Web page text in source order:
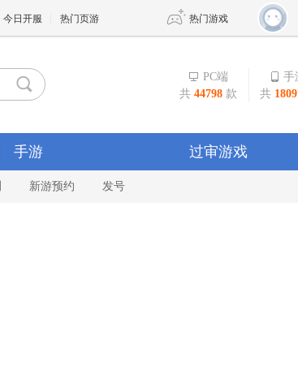
今日开服 热门页游 热门游戏
传奇4
新天龙八部
王权与自由
PC端
共 44798 款
手
共
手游 过审游戏
新游预约 发号